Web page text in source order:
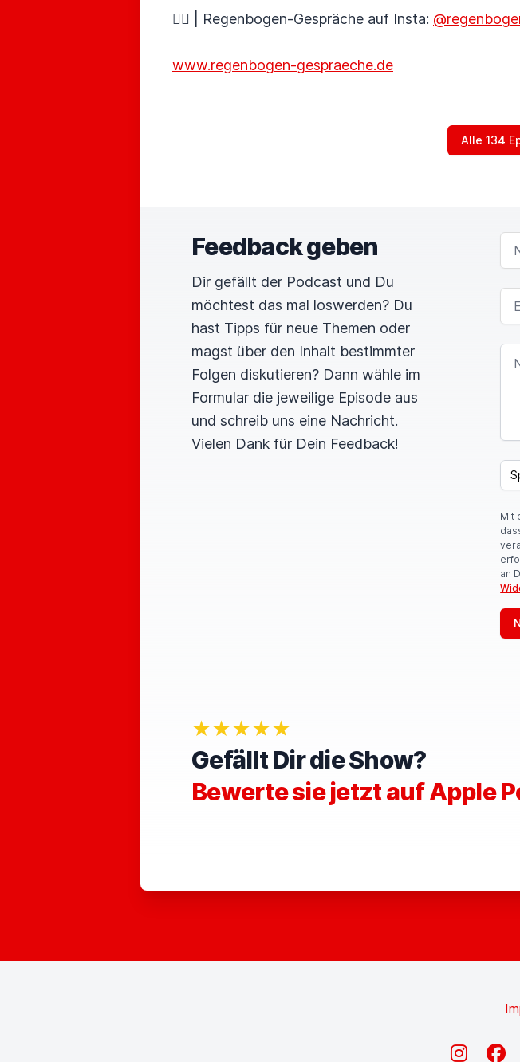
🏳️‍🌈 | Regenbogen-Gespräche auf Insta:
www.regenbogen-gespraeche.de
Alle 134
Feedback geben
Dir gefällt der Podcast und Du
möchtest das mal loswerden? Du
hast Tipps für neue Themen oder
magst über den Inhalt bestimmter
Folgen diskutieren? Dann wähle im
Formular die jeweilige Episode aus
und schreib uns eine Nachricht.
Vielen Dank für Dein Feedback!
E-
Mit
an
★★★★★
Gefällt Dir die Show?
Bewerte sie jetzt auf Apple
Instagram